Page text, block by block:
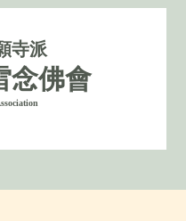
寺派
念佛會